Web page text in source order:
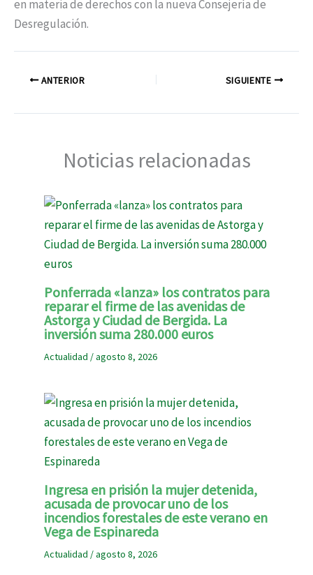
en materia de derechos con la nueva Consejería de
Desregulación.
ANTERIOR SIGUIENTE
Noticias relacionadas
Ponferrada «lanza» los contratos para
reparar el firme de las avenidas de
Astorga y Ciudad de Bergida. La
inversión suma 280.000 euros
Actualidad /agosto 8, 2026
Ingresa en prisión la mujer detenida,
acusada de provocar uno de los
incendios forestales de este verano en
Vega de Espinareda
Actualidad /agosto 8, 2026